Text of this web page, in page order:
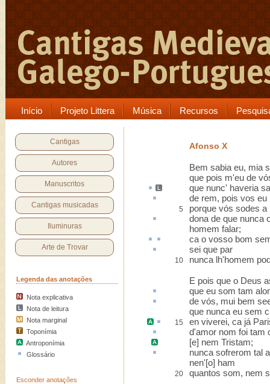
Início Projeto Littera Música Recursos
Cantigas
Autores
Manuscritos
Cantigas musicadas
Iluminuras
Arte de Trovar
Legenda das anotações
Nota explicativa
Nota de leitura
Nota marginal
Toponímia
Antroponímia
Glossário
Esconder anotações
Afonso X
Bem sabia eu, mia
que pois m'eu de
que nunc' haveria
de rem, pois vos
5
porque vós sodes a
dona de que nunca
homem falar;
ca o vosso bom
sei que par
10 nunca lh'homem
E pois que o Deus
que eu som tam
de vós, mui bem
que nunca eu sem
15 en viverei, ca já
d'amor nom foi tam
[e] nem Tristam;
nunca sofrerom tal
nen'[o] ham
20 quantos som, nem